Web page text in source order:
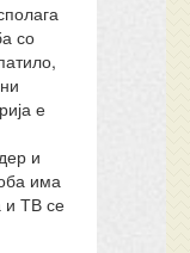
со
е
и
има
и ТВ се